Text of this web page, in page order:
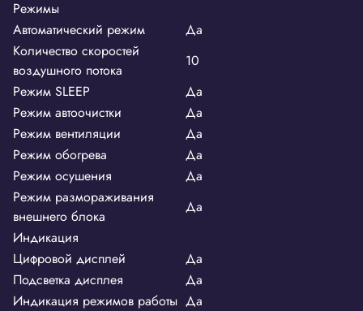
Режимы
Автоматический режим
Да
Количество скоростей
воздушного потока
10
Режим SLEEP
Да
Режим автоочистки
Да
Режим вентиляции
Да
Режим обогрева
Да
Режим осушения
Да
Режим размораживания
внешнего блока
Да
Индикация
Цифровой дисплей
Да
Подсветка дисплея
Да
Индикация режимов работы Да